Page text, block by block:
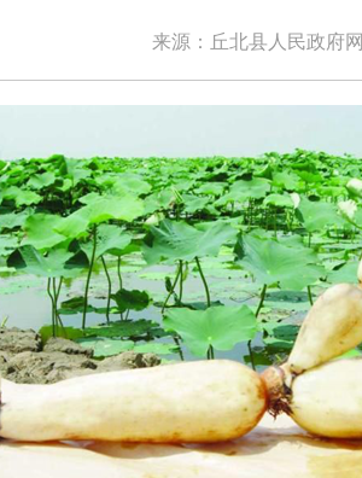
来源：丘北县人民政府网